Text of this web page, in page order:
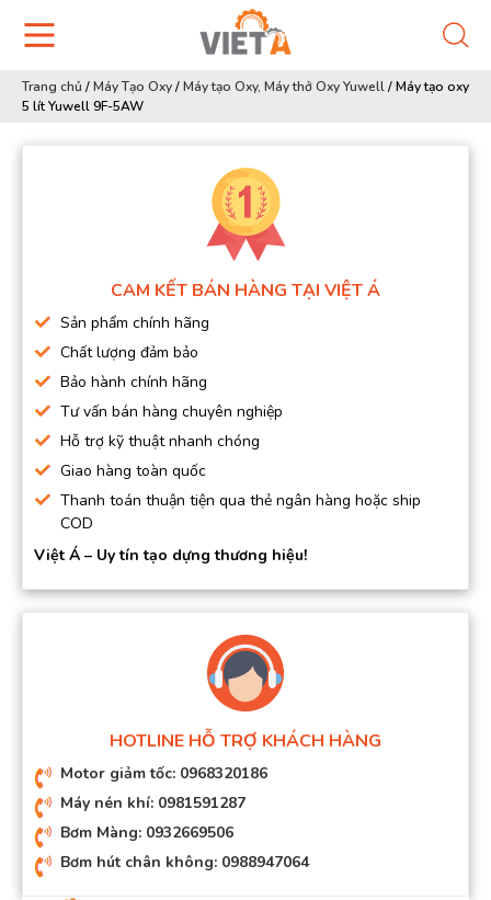
Trang chủ /Máy Tạo Oxy/Máy tạo Oxy, Máy thở Oxy Yuwell/Máy tạo oxy
5 lít Yuwell 9F-5AW
CAM KẾT BÁN HÀNG TẠI VIỆT Á
Sản phẩm chính hãng
Chất lượng đảm bảo
Bảo hành chính hãng
Tư vấn bán hàng chuyên nghiệp
Hỗ trợ kỹ thuật nhanh chóng
Giao hàng toàn quốc
Thanh toán thuận tiện qua thẻ ngân hàng hoặc ship
COD
Việt Á – Uy tín tạo dựng thương hiệu!
HOTLINE HỖ TRỢ KHÁCH HÀNG
Motor giảm tốc: 0968320186
Máy nén khí: 0981591287
Bơm Màng: 0932669506
Bơm hút chân không: 0988947064